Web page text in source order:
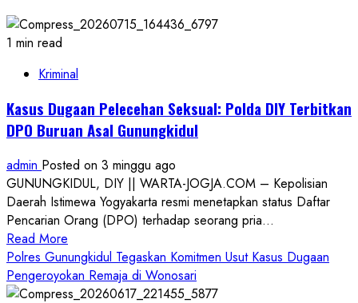
1 min read
Kriminal
Kasus Dugaan Pelecehan Seksual: Polda DIY Terbitkan
DPO Buruan Asal Gunungkidul
admin Posted on 3 minggu ago
GUNUNGKIDUL, DIY || WARTA-JOGJA.COM – Kepolisian
Daerah Istimewa Yogyakarta resmi menetapkan status Daftar
Pencarian Orang (DPO) terhadap seorang pria...
Read More
more
about
Kasus
Polres Gunungkidul Tegaskan Komitmen Usut Kasus Dugaan
Pengeroyokan Remaja di Wonosari